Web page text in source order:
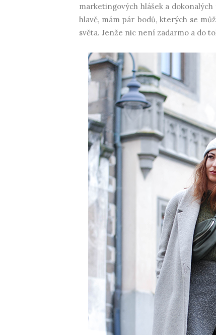
marketingových hlášek a
hlavě, mám pár bodů, kterých se
světa. Jenže nic není zadarmo a do